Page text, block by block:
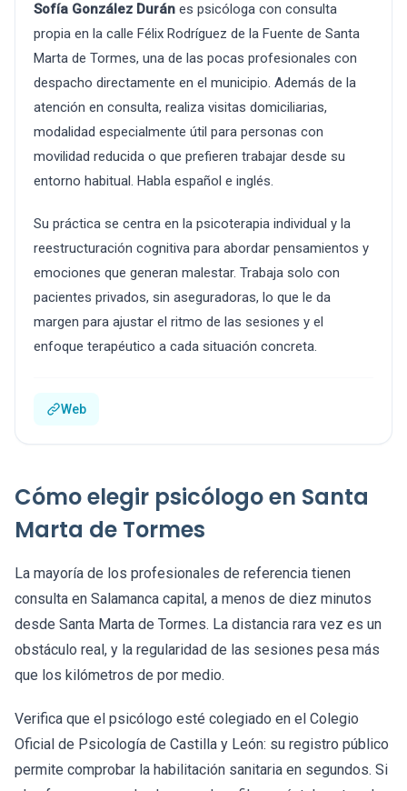
Sofía González Durán es psicóloga con consulta
propia en la calle Félix Rodríguez de la Fuente de Santa
Marta de Tormes, una de las pocas profesionales con
despacho directamente en el municipio. Además de la
atención en consulta, realiza visitas domiciliarias,
modalidad especialmente útil para personas con
movilidad reducida o que prefieren trabajar desde su
entorno habitual. Habla español e inglés.
Su práctica se centra en la psicoterapia individual y la
reestructuración cognitiva para abordar pensamientos y
emociones que generan malestar. Trabaja solo con
pacientes privados, sin aseguradoras, lo que le da
margen para ajustar el ritmo de las sesiones y el
enfoque terapéutico a cada situación concreta.
Web
Cómo elegir psicólogo en Santa
Marta de Tormes
La mayoría de los profesionales de referencia tienen
consulta en Salamanca capital, a menos de diez minutos
desde Santa Marta de Tormes. La distancia rara vez es un
obstáculo real, y la regularidad de las sesiones pesa más
que los kilómetros de por medio.
Verifica que el psicólogo esté colegiado en el Colegio
Oficial de Psicología de Castilla y León: su registro público
permite comprobar la habilitación sanitaria en segundos. Si